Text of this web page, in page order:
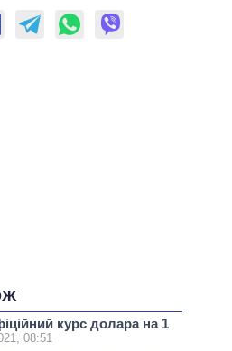
курс долара на 1
08:51